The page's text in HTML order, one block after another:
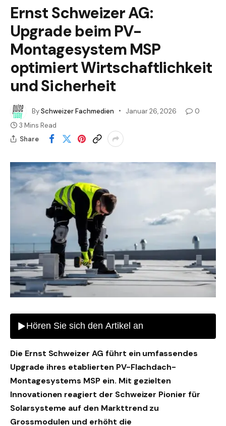
Ernst Schweizer AG:
Upgrade beim PV-
Montagesystem MSP
optimiert Wirtschaftlichkeit
und Sicherheit
BySchweizer Fachmedien Januar 26, 2026
0
3 Mins Read
Share
Die Ernst Schweizer AG führt ein umfassendes
Upgrade ihres etablierten PV-Flachdach-
Montagesystems MSP ein. Mit gezielten
Innovationen reagiert der Schweizer Pionier für
Solarsysteme auf den Markttrend zu
Grossmodulen und erhöht die